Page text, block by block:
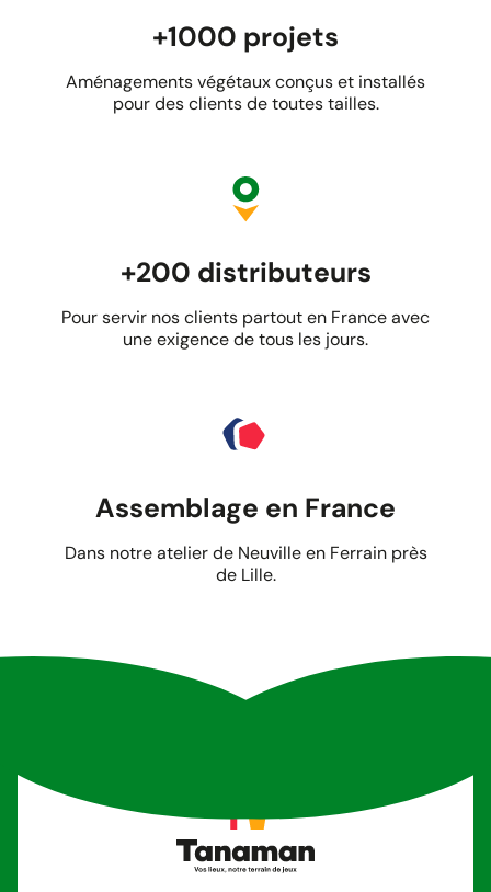
+1000 projets
Aménagements végétaux conçus et installés
pour des clients de toutes tailles.
+200 distributeurs
Pour servir nos clients partout en France avec
une exigence de tous les jours.
Assemblage en France
Dans notre atelier de Neuville en Ferrain près
de Lille.